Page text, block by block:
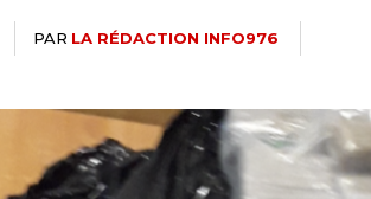
PAR LA RÉDACTION INFO976